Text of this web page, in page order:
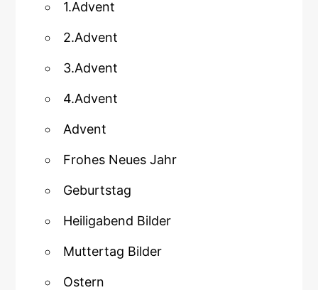
1.Advent
2.Advent
3.Advent
4.Advent
Advent
Frohes Neues Jahr
Geburtstag
Heiligabend Bilder
Muttertag Bilder
Ostern